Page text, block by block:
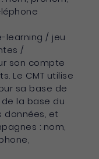
learning / jeu
/
son compte
Le CMT utilise
sa base de
la base du
données, et
: nom,